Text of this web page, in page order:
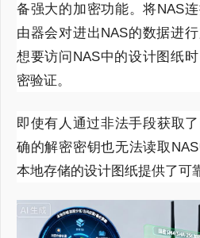
备强大的加密功能。将NAS
由器会对进出NAS的数据进
想要访问NAS中的设计图纸
密验证。
即使有人通过非法手段获取
确的解密密钥也无法读取
本地存储的设计图纸提供了可